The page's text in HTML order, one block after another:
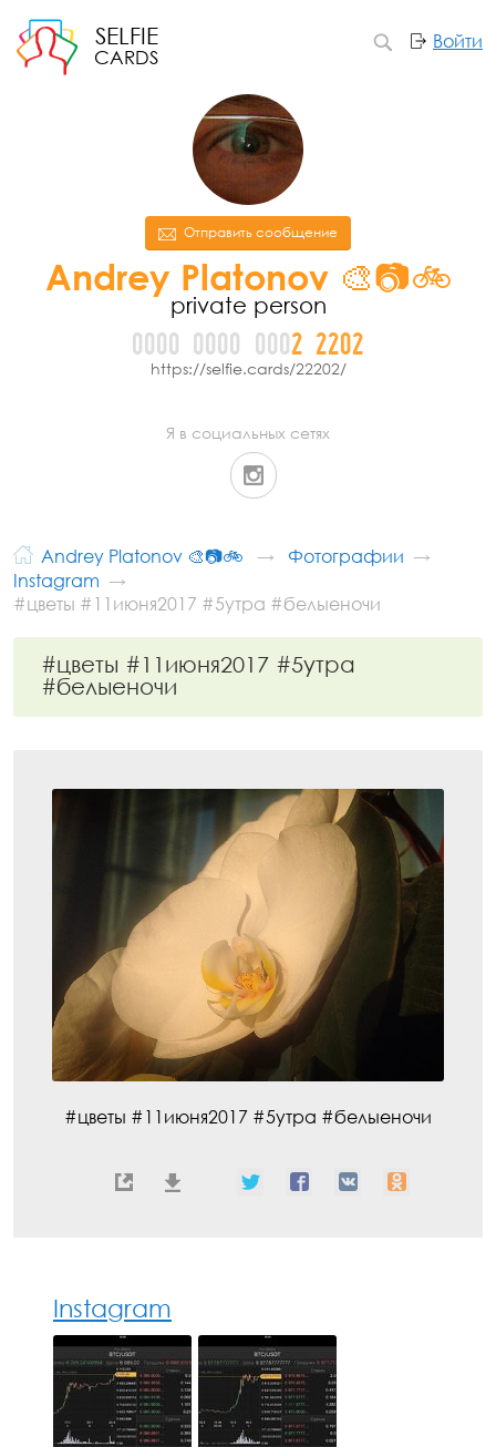
SELFIE
CARDS
Войти
Отправить сообщение
Andrey Platonov 🎨📷🚲
private person
0000 0000 0002 2202
https://selfie.cards/22202/
Я в социальных сетях
Andrey Platonov 🎨📷🚲
Фотографии
Instagram
#цветы #11июня2017 #5утра #белыеночи
#цветы #11июня2017 #5утра
#белыеночи
#цветы #11июня2017 #5утра #белыеночи
Instagram